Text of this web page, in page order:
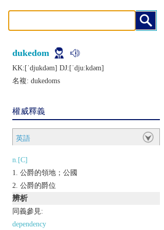
dukedom
KK:[ˈdjukdǝm] DJ:[ˈdjuːkdǝm]
名複: dukedoms
權威釋義
英語
n.[C]
公爵的領地；公國
公爵的爵位
辨析
同義參見:
dependency